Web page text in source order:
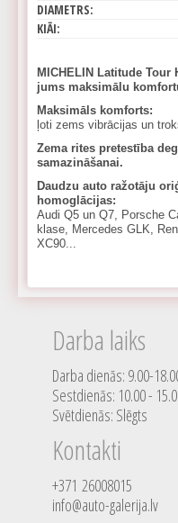
DIAMETRS:
KIĀI:
MICHELIN Latitude Tour
jums maksimālu
Maksimāls komforts:
ļoti zems vibrācijas un
Zema rites pretestība
samazināšanai.
Daudzu auto ražotāju
homoglācijas:
Audi Q5 un Q7, Porsche
klase, Mercedes GLK,
XC90...
Darba laiks
Darba dienās: 9.00-
Sestdienās: 10.00 -
Svētdienās: Slēgts
Kontakti
+371 26008015
info@auto-galerija.lv